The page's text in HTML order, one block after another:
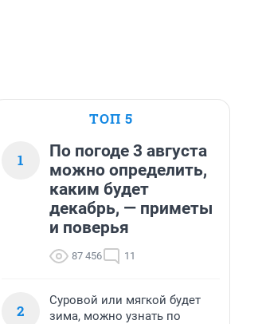
ТОП 5
1
По погоде 3 августа
можно определить,
каким будет
декабрь, — приметы
и поверья
87 456 11
2
Суровой или мягкой будет
зима, можно узнать по